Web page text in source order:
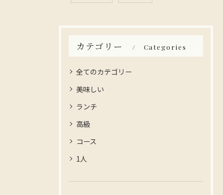
カテゴリー Categories
全てのカテゴリー
美味しい
ランチ
高級
コース
1人